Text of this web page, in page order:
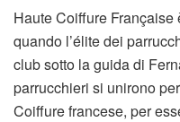
Haute Coiffure
quando l’élite dei
club sotto la guida di
parrucchieri si unirono
Coiffure francese, per